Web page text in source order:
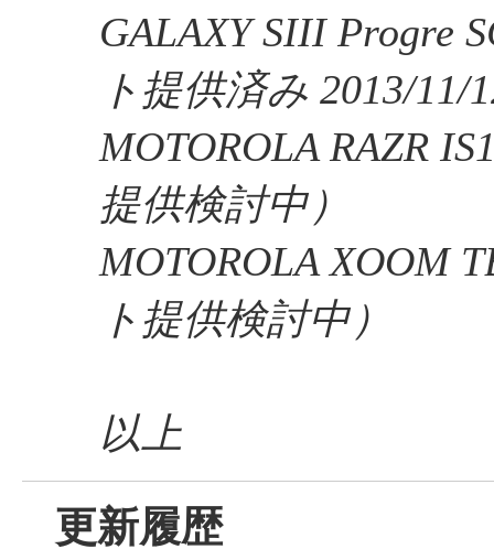
GALAXY SIII Progre
ト提供済み 2013/11/
MOTOROLA RAZR
提供検討中）
MOTOROLA XOOM
ト提供検討中）
以上
更新履歴